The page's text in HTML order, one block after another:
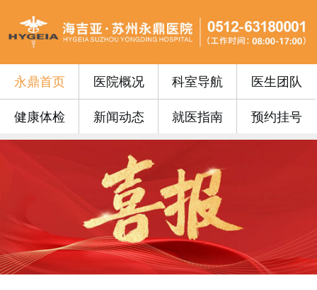
永鼎首页 医院概况 科室导航 医生团队
健康体检 新闻动态 就医指南 预约挂号
永鼎门诊丨苏州永鼎医院3月17日—3...
便民公告 | 苏州永鼎医院“云影像”...
便民公告｜我院便民门诊挂号费0元！...
便民公告丨苏州永鼎医院早7点开设早门...
便民公告丨65周岁以上的老年朋友在苏...
门诊安排丨苏州永鼎医院国庆、中秋假期...
永鼎疫苗丨带状疱疹惠民接种活动火热预...
沪上专家护“视”界，中西合璧助成长—...
血液病患者请收藏！...